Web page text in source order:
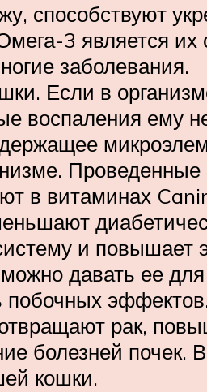
способствуют
3 является их
заболевания.
Если в
воспаления ему
в витаминах
и повышает
можно давать ее
побочных
рак,
болезней
кошки.